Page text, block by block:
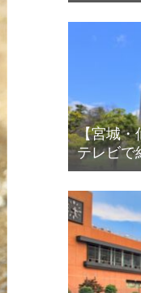
【宮城・
テレビで
店